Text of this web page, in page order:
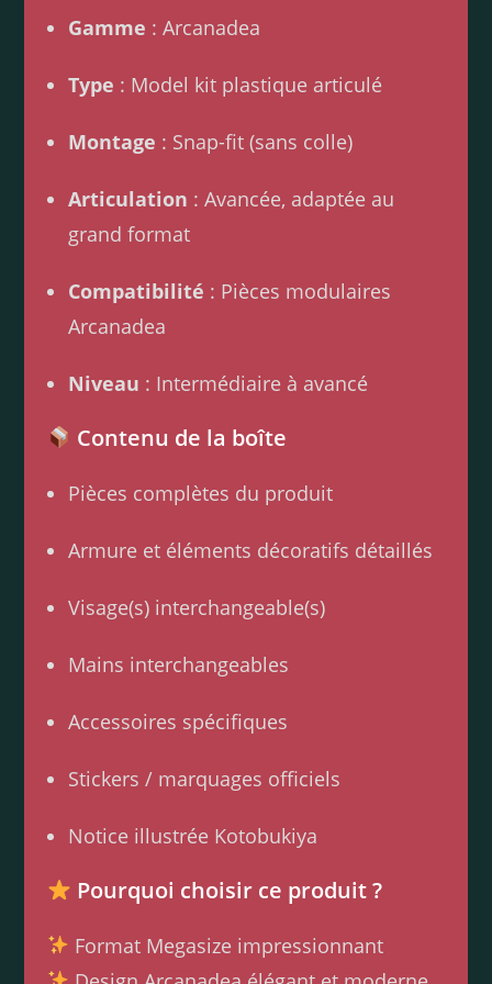
Gamme : Arcanadea
Type : Model kit plastique articulé
Montage : Snap-fit (sans colle)
Articulation : Avancée, adaptée au
grand format
Compatibilité : Pièces modulaires
Arcanadea
Niveau : Intermédiaire à avancé
Contenu de la boîte
Pièces complètes du produit
Armure et éléments décoratifs détaillés
Visage(s) interchangeable(s)
Mains interchangeables
Accessoires spécifiques
Stickers / marquages officiels
Notice illustrée Kotobukiya
Pourquoi choisir ce produit ?
Format Megasize impressionnant